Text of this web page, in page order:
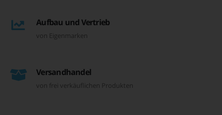
Aufbau und Vertrieb
von Eigenmarken
Versandhandel
von frei verkäuflichen Produkten